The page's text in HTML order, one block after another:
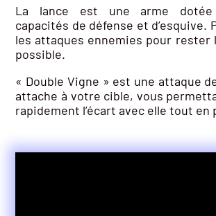
La lance est une arme dotée
capacités de défense et d’esquive.
les attaques ennemies pour rester
possible.
« Double Vigne » est une attaque
attache à votre cible, vous
rapidement l’écart avec elle tout en